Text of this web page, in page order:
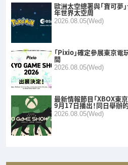
歐洲太空總署與「寶可夢
年世界太空周
2026.08.05(Wed)
「Pixio」確定參展東京
間
2026.08.05(Wed)
最新情報節目「XBOX東
9月17日播出！同日舉辦
2026.08.05(Wed)